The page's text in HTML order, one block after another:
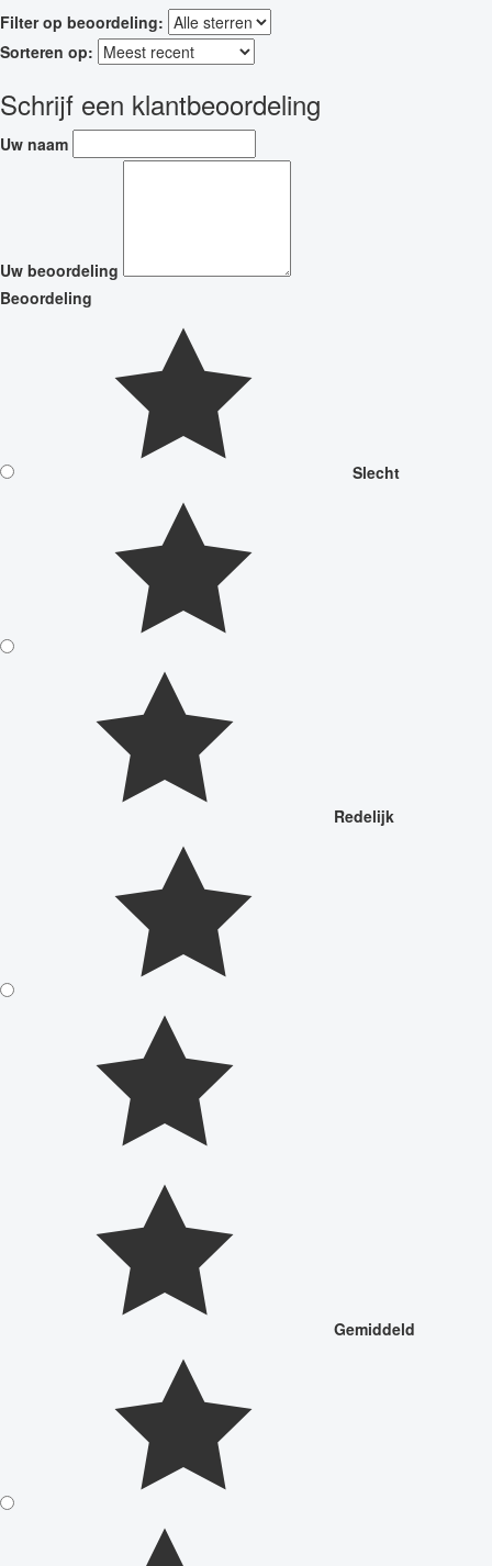
Filter op beoordeling:
Sorteren op:
Schrijf een klantbeoordeling
Uw naam
Uw beoordeling
Beoordeling
Slecht
Redelijk
Gemiddeld